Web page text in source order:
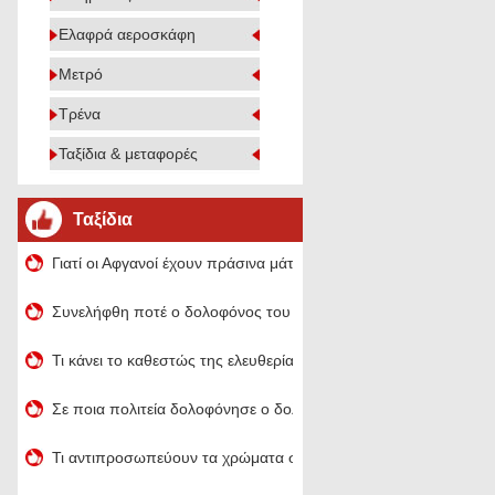
Ελαφρά αεροσκάφη
Μετρό
Τρένα
Ταξίδια & μεταφορές
Ταξίδια
Γιατί οι Αφγανοί έχουν πράσινα μάτια;
Συνελήφθη ποτέ ο δολοφόνος του Green River;
Τι κάνει το καθεστώς της ελευθερίας να φαίνεται πράσινο;
Σε ποια πολιτεία δολοφόνησε ο δολοφόνος του Green River;
Τι αντιπροσωπεύουν τα χρώματα στη σημαία της Σαουδικής